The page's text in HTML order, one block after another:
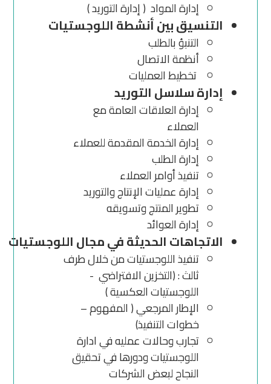
إدارة المواد ( إدارة التوريد )
التنسيق بين أنشطة اللوجستيات
التنبؤ بالطلب
أنظمة الاتصال
تخطيط العمليات
إدارة سلاسل التوريد
إدارة العلاقات العامة مع
العملاء
إدارة الخدمة المقدمة للعملاء
إدارة الطلب
تنفيذ أوامر العملاء
إدارة عمليات الإنتاج والتوريد
تطوير المنتج وتسويقه
إدارة العوائد
الاتجاهات الحديثة في مجال اللوجستيات
تنفيذ اللوجستيات من خلال طرف
ثالث : (التخزين الافتراضي -
اللوجستيات العكسية )
الإطار المرجعي ( المفهوم –
خطوات التنفيذ)
تجارب وحالات عمليه في ادارة
اللوجستيات ودورها في تحقيق
النجاح لبعض الشركات